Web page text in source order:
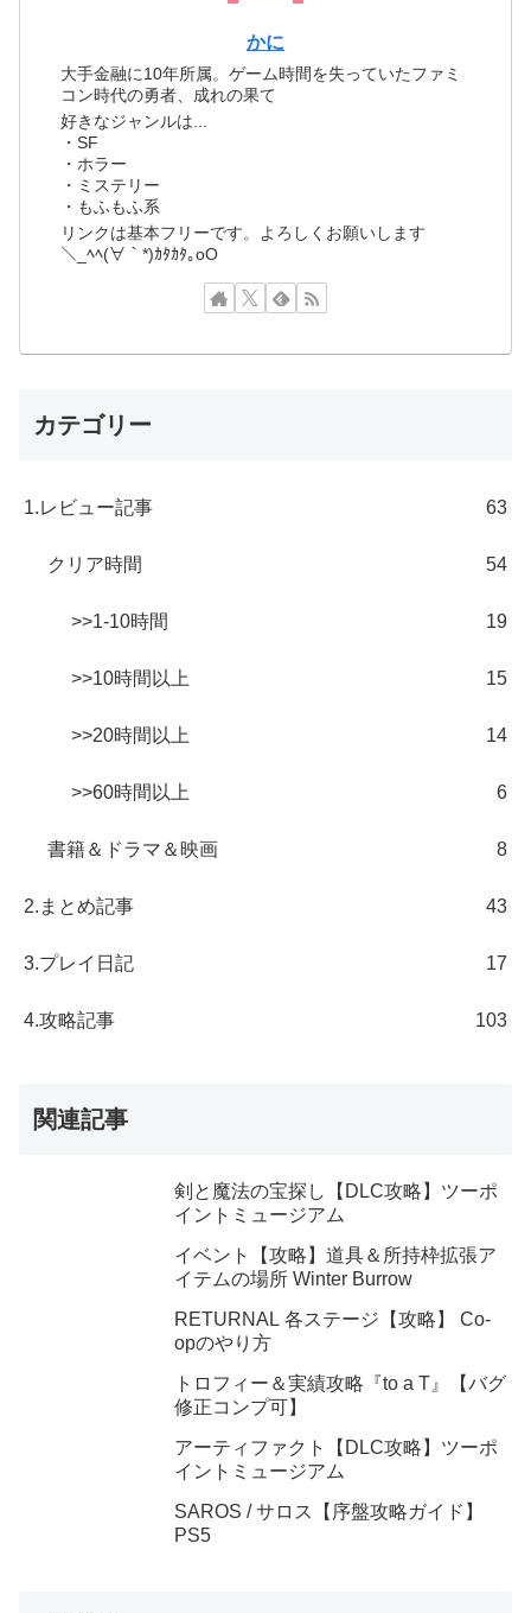
かに
大手金融に10年所属。ゲーム時間を失っていたファミ
コン時代の勇者、成れの果て
好きなジャンルは...
・SF
・ホラー
・ミステリー
・もふもふ系
リンクは基本フリーです。よろしくお願いします
＼_ﾍﾍ(∀｀*)ｶﾀｶﾀ｡oO
カテゴリー
1.レビュー記事 63
クリア時間 54
>>1-10時間 19
>>10時間以上 15
>>20時間以上 14
>>60時間以上 6
書籍＆ドラマ＆映画 8
2.まとめ記事 43
3.プレイ日記 17
4.攻略記事 103
関連記事
剣と魔法の宝探し【DLC攻略】ツーポ
イントミュージアム
イベント【攻略】道具＆所持枠拡張ア
イテムの場所 Winter Burrow
RETURNAL 各ステージ【攻略】 Co-
opのやり方
トロフィー＆実績攻略『to a T』【バグ
修正コンプ可】
アーティファクト【DLC攻略】ツーポ
イントミュージアム
SAROS / サロス【序盤攻略ガイド】
PS5